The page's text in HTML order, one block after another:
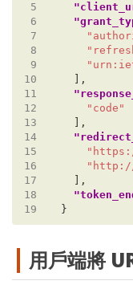
5
6
7
8
9
10
11
12
13
14
15
16
17
18
19
"code"
"http://
用戶端將